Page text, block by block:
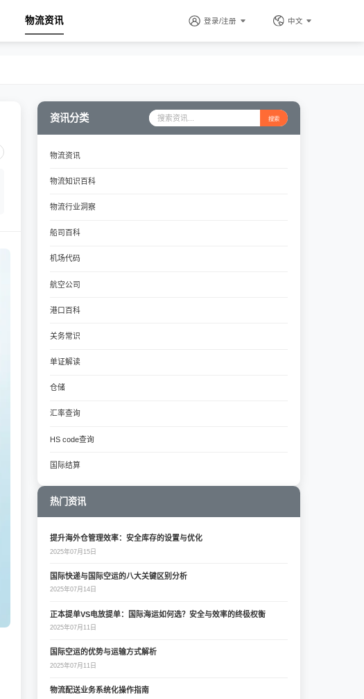
物流资讯 登录/注册 中文
资讯分类 搜索
物流资讯
物流知识百科
物流行业洞察
船司百科
机场代码
航空公司
港口百科
关务常识
单证解读
仓储
汇率查询
HS code查询
国际结算
热门资讯
提升海外仓管理效率：安全库存的设置与优化
2025年07月15日
国际快递与国际空运的八大关键区别分析
2025年07月14日
正本提单VS电放提单：国际海运如何选？安全与效率的终极权衡
2025年07月11日
国际空运的优势与运输方式解析
2025年07月11日
物流配送业务系统化操作指南